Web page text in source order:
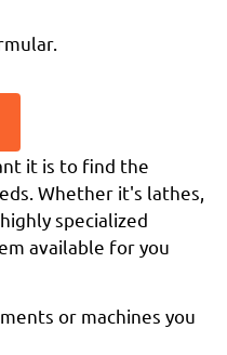
it is to find the
Whether it's lathes,
specialized
available for you
or machines you